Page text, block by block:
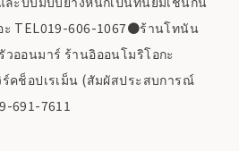
ะ TEL019-606-1067●ร้านโทนัน
ออนมาร์ ร้านอิออนโมริโอกะ
คช็อปเรเม็น (สัมผัสประสบการณ์
691-7611